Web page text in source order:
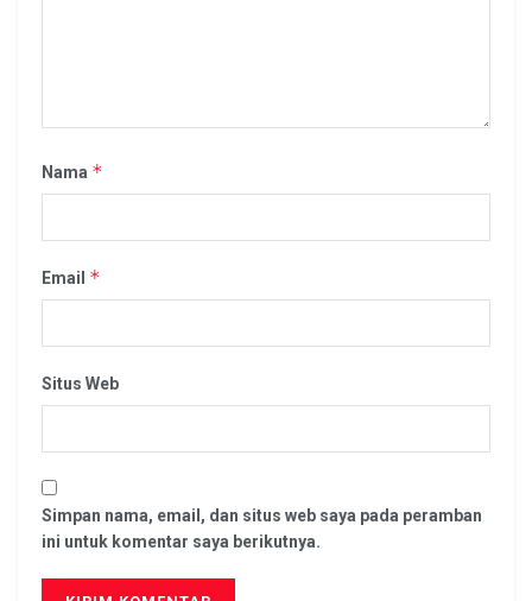
Nama *
Email *
Situs Web
Simpan nama, email, dan situs web saya pada peramban
ini untuk komentar saya berikutnya.